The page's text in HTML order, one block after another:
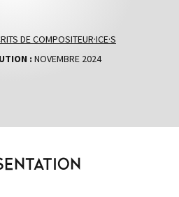
DE COMPOSITEUR·ICE·S
: NOVEMBRE 2024